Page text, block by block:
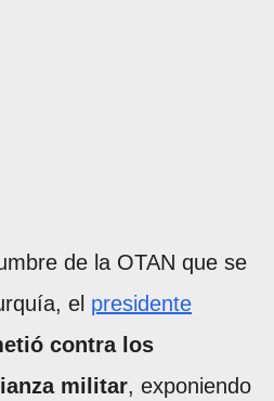
de la OTAN que se
el presidente
contra los
militar, exponiendo